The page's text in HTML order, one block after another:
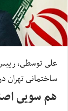
على توسطى،
ساختمانى
هم سویى